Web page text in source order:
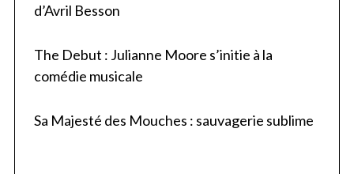
d’Avril Besson
The Debut : Julianne Moore s’initie à la
comédie musicale
Sa Majesté des Mouches : sauvagerie sublime